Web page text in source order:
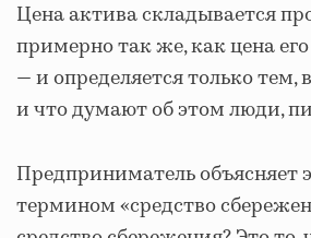
Цена актива складывается
примерно так же, как цена
― и определяется только тем,
и что думают об этом люди,
Предприниматель объясняет
термином «средство